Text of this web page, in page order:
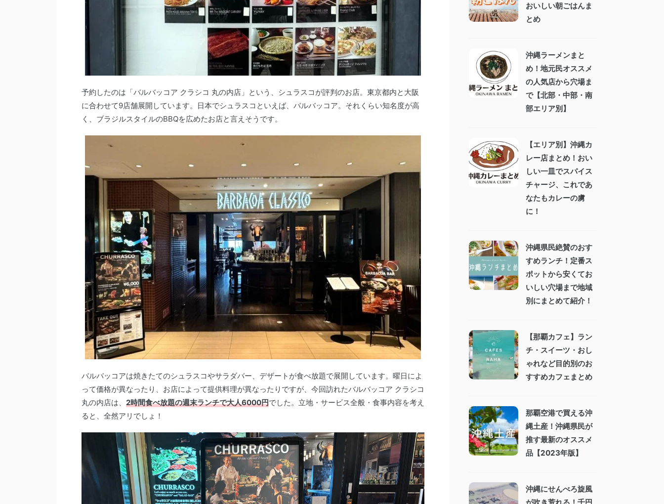
予約したのは「バルバッコア クラシコ 丸の内店」という、シュラスコが評判のお店。東京都内と大阪
に合わせて9店舗展開しています。日本でシュラスコといえば、バルバッコア。それくらい知名度が高
く、ブラジルスタイルのBBQを広めたお店と言えそうです。
バルバッコアは焼きたてのシュラスコやサラダバー、デザートが食べ放題で展開しています。曜日によ
って価格が異なったり、お店によって提供料理が異なったりですが、今回訪れたバルバッコア クラシコ
丸の内店は、 2時間食べ放題の週末ランチで大人6000円でした。立地・サービス全般・食事内容を考え
ると、全然アリでしょ！
おいしい朝ごはんま
とめ
沖縄ラーメンまと
め！地元民オススメ
の人気店から穴場ま
で【北部・中部・南
部エリア別】
【エリア別】沖縄カ
レー店まとめ！おい
しい一皿でスパイス
チャージ、これであ
なたもカレーの虜
に！
沖縄県民絶賛のおす
すめランチ！定番ス
ポットから安くてお
いしい穴場まで地域
別にまとめて紹介！
【那覇カフェ】ラン
チ・スイーツ・おし
ゃれなど目的別のお
すすめカフェまとめ
那覇空港で買える沖
縄土産！沖縄県民が
推す最新のオススメ
品【2023年版】
沖縄にせんべろ旋風